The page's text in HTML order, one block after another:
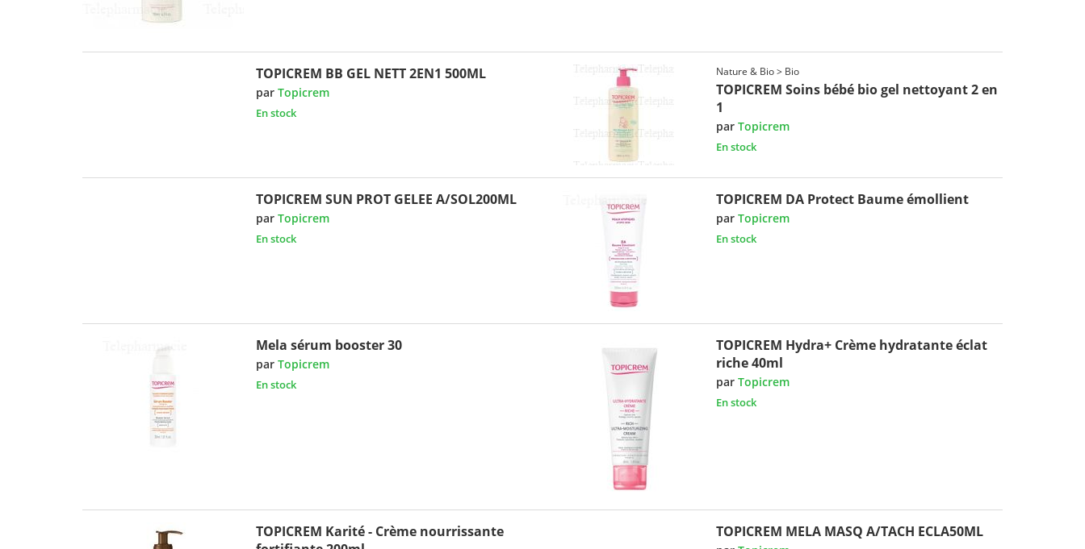
TOPICREM BB GEL NETT 2EN1 500ML
par Topicrem
En stock
Nature & Bio > Bio
TOPICREM Soins bébé bio gel nettoyant 2 en
1
par Topicrem
En stock
TOPICREM SUN PROT GELEE A/SOL200ML
par Topicrem
En stock
TOPICREM DA Protect Baume émollient
par Topicrem
En stock
Mela sérum booster 30
par Topicrem
En stock
TOPICREM Hydra+ Crème hydratante éclat
riche 40ml
par Topicrem
En stock
TOPICREM Karité - Crème nourrissante
TOPICREM MELA MASQ A/TACH ECLA50ML